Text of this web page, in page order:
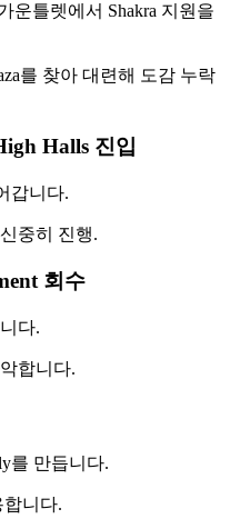
운틀렛에서 Shakra 지원을
를 찾아 대련해 도감 누락
Halls 진입
갑니다.
중히 진행.
회수
다.
합니다.
를 만듭니다.
니다.